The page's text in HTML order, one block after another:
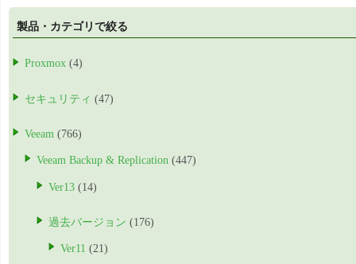
製品・カテゴリで絞る
Proxmox (4)
セキュリティ (47)
Veeam (766)
Veeam Backup & Replication (447)
Ver13 (14)
過去バージョン (176)
Ver11 (21)